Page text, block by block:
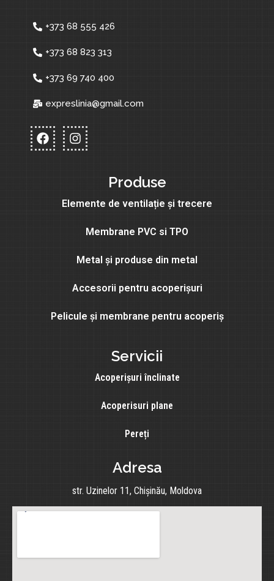
+373 68 555 426
+373 68 823 313
+373 69 740 400
expreslinia@gmail.com
Produse
Elemente de ventilație și trecere
Membrane PVC si TPO
Metal și produse din metal
Accesorii pentru acoperișuri
Pelicule și membrane pentru acoperiș
Servicii
Acoperișuri înclinate
Acoperisuri plane
Pereți
Adresa
str. Uzinelor 11, Chișinău, Moldova